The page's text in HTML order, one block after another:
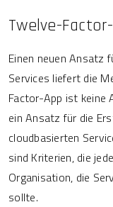
Twelve-
Einen neuen Ansatz
Services liefert die
Factor-App ist keine
ein Ansatz für die
cloudbasierten
sind Kriterien, die
Organisation, die
sollte.